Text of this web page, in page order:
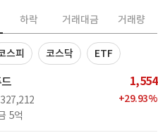
하락 거래대금 거래량
스피 코스닥 ETF
327,212
5억
1,554
+29.93%